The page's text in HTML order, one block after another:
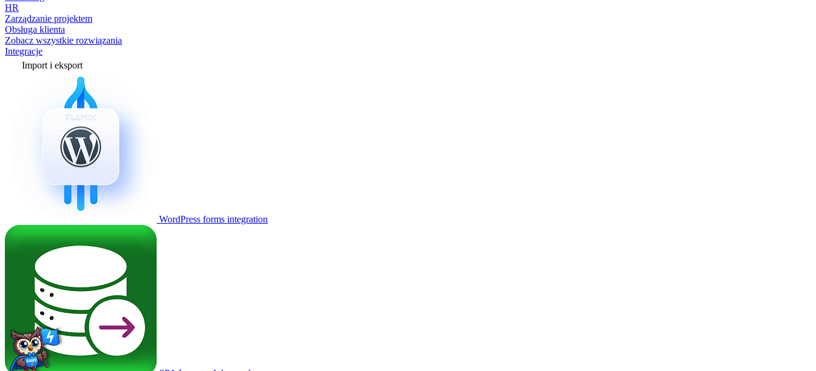
HR
Zarządzanie projektem
Obsługa klienta
Zobacz wszystkie rozwiązania
Integracje
Import i eksport
WordPress forms integration